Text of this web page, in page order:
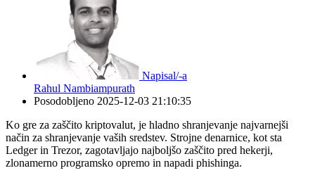
Napisal/-a
Rahul Nambiampurath
Posodobljeno 2025-12-03 21:10:35
Ko gre za zaščito kriptovalut, je hladno shranjevanje najvarnejši
način za shranjevanje vaših sredstev. Strojne denarnice, kot sta
Ledger in Trezor, zagotavljajo najboljšo zaščito pred hekerji,
zlonamerno programsko opremo in napadi phishinga.